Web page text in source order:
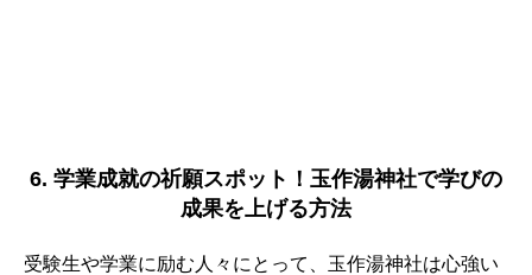
6. 学業成就の祈願スポット！玉作湯神社で学びの
成果を上げる方法
受験生や学業に励む人々にとって、玉作湯神社は心強い